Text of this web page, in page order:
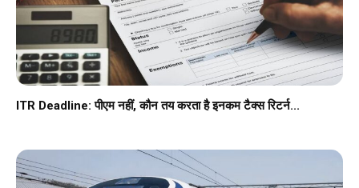
ITR Deadline: पीएम नहीं, कौन तय करता है इनकम टैक्स रिटर्न...